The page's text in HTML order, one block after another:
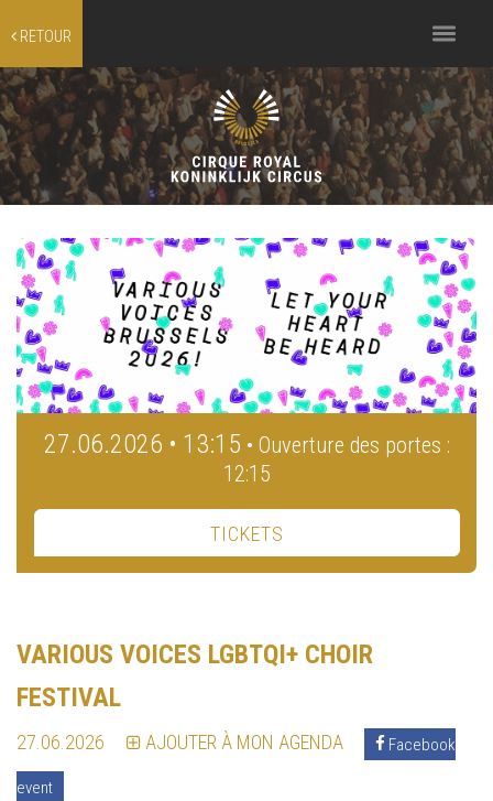
RETOUR
Toggle
navigation
27.06.2026 • 13:15 • Ouverture des portes :
12:15
TICKETS
VARIOUS VOICES LGBTQI+ CHOIR
FESTIVAL
27.06.2026 AJOUTER À MON AGENDA Facebook
event